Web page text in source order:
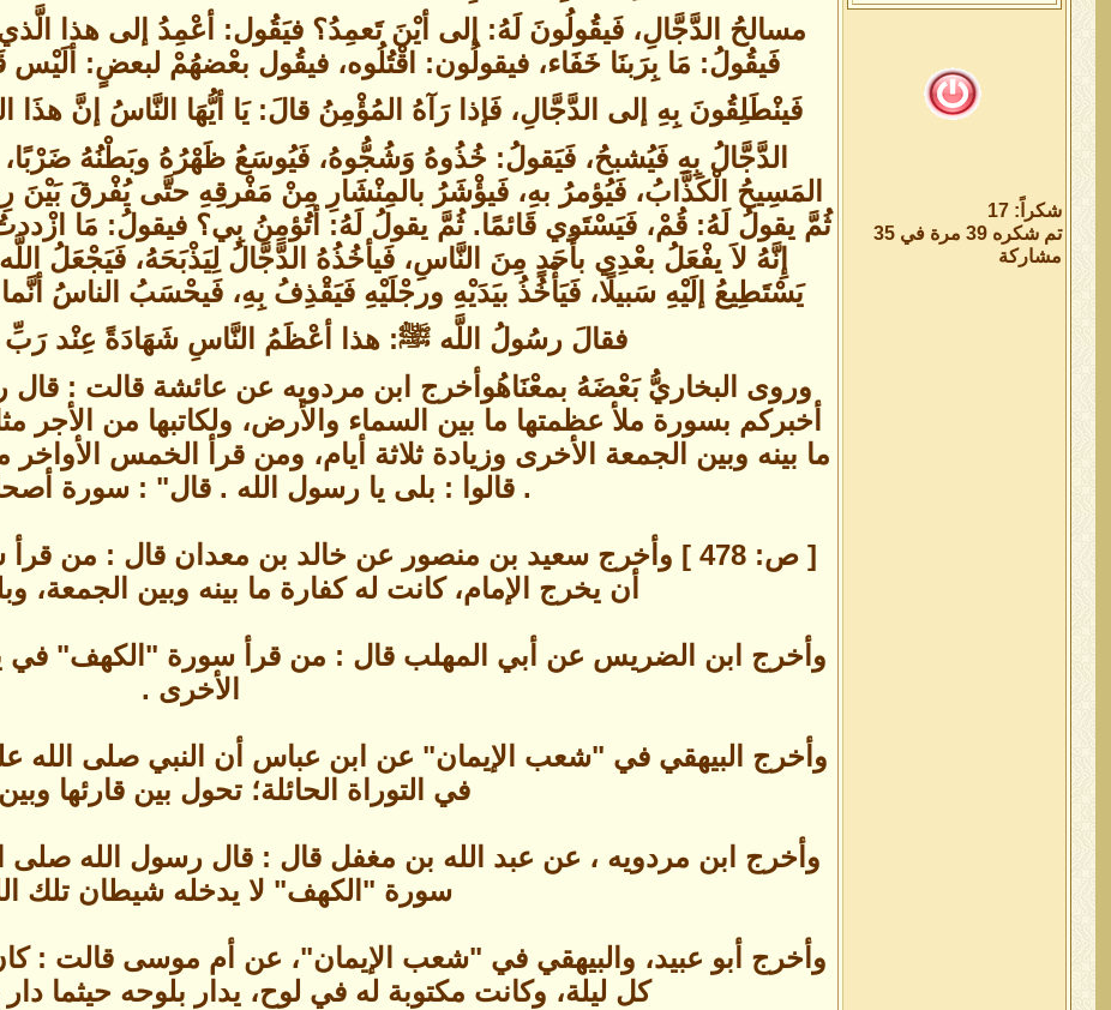
شكراً: 17
تم شكره 39 مرة في 35
مشاركة
مسالحُ الدَّجَّالِ، فَيقُولُونَ لَهُ: إلى أيْنَ تَعمِدُ؟ فيَقُول: أعْمِدُ إلى هذا
فَيقُولُ: مَا بِرَبنَا خَفَاء، فيقولُون: اقْتُلُوه، فيقُول بعْضهُمْ لبعضٍ: ألَيْس
فَينْطَلِقُونَ بِهِ إلى الدَّجَّالِ، فَإذا رَآهُ المُؤْمِنُ قالَ: يَا أيُّهَا النَّاسُ إنَّ
الدَّجَّالُ بِهِ فَيُشبحُ، فَيَقولُ: خُذُوهُ وَشُجُّوهُ، فَيُوسَعُ ظَهْرُهُ وبَطْنُهُ
المَسِيحُ الْكَذَّابُ، فَيُؤمرُ بهِ، فَيؤْشَرُ بالمِنْشَارِ مِنْ مَفْرقِهِ حتَّى يُفْرقَ بَيْنَ
ثُمَّ يقولُ لَهُ: قُمْ، فَيَسْتَوي قَائمًا. ثُمَّ يقولُ لَهُ: أتُؤمِنُ بِي؟ فيقولُ: مَا ازْددتُ
إِنَّهُ لاَ يفْعَلُ بعْدِي بأَحَدٍ مِنَ النَّاسِ، فَيأخُذُهُ الدَّجَّالُ لِيَذْبَحَهُ، فَيَجْعَلُ
يَسْتَطِيعُ إلَيْهِ سَبيلًا، فَيَأْخُذُ بيَدَيْهِ ورجْلَيْهِ فَيَقْذِفُ بِهِ، فَيحْسَبُ الناسُ
فقالَ رسُولُ اللَّه ﷺ: هذا أعْظَمُ النَّاسِ شَهَادَةً عِنْد رَبِّ
وروى البخاريُّ بَعْضَهُ بمعْنَاهُوأخرج ابن مردويه عن عائشة قالت : قال
أخبركم بسورة ملأ عظمتها ما بين السماء والأرض، ولكاتبها من
ما بينه وبين الجمعة الأخرى وزيادة ثلاثة أيام، ومن قرأ الخمس
. قالوا : بلى يا رسول الله . قال" : سورة
[ ص: 478 ] وأخرج سعيد بن منصور عن خالد بن معدان قال : من
أن يخرج الإمام، كانت له كفارة ما بينه وبين الجمعة،
وأخرج ابن الضريس عن أبي المهلب قال : من قرأ سورة "الكهف" في
الأخرى .
وأخرج البيهقي في "شعب الإيمان" عن ابن عباس أن النبي صلى
في التوراة الحائلة؛ تحول بين قارئها
وأخرج ابن مردويه ، عن عبد الله بن مغفل قال : قال رسول الله صلى
سورة "الكهف" لا يدخله شيطان تلك
وأخرج أبو عبيد، والبيهقي في "شعب الإيمان"، عن أم موسى قالت :
كل ليلة، وكانت مكتوبة له في لوح، يدار بلوحه حيثما